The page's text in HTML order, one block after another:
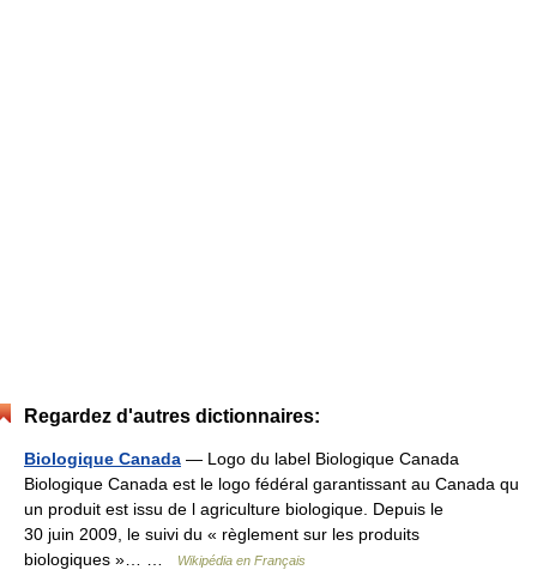
Regardez d'autres dictionnaires:
Biologique Canada — Logo du label Biologique Canada
Biologique Canada est le logo fédéral garantissant au Canada qu
un produit est issu de l agriculture biologique. Depuis le
30 juin 2009, le suivi du « règlement sur les produits
biologiques »… …
Wikipédia en Français